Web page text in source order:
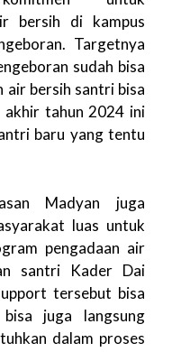
bersih di kampus
Targetnya
sudah bisa
air bersih santri bisa
tahun 2024 ini
baru yang tentu
Madyan juga
luas untuk
pengadaan air
santri Kader Dai
tersebut bisa
juga langsung
dalam proses